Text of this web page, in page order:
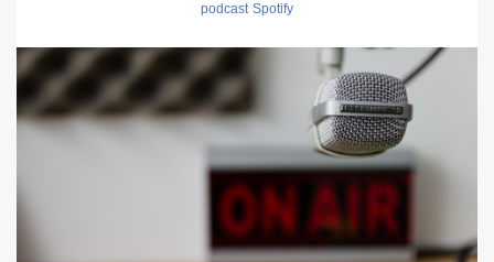
podcast Spotify